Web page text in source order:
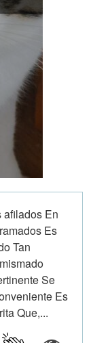
afilados En
Es
Tan
Se
Es
Que,...